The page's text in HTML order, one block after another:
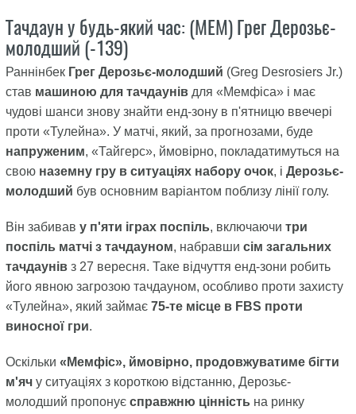
Тачдаун у будь-який час: (MEM) Грег Дерозьє-
молодший (-139)
Раннінбек Грег Дерозьє-молодший (Greg Desrosiers Jr.)
став машиною для тачдаунівдля «Мемфіса» і має
чудові шанси знову знайти енд-зону в п'ятницю ввечері
проти «Тулейна». У матчі, який, за прогнозами, буде
напруженим, «Тайгерс», ймовірно, покладатимуться на
свою наземну гру в ситуаціях набору очок, і Дерозьє-
молодший був основним варіантом поблизу лінії голу.
Він забивав у п'яти іграх поспіль, включаючи три
поспіль матчі з тачдауном, набравши сім загальних
тачдаунівз 27 вересня. Таке відчуття енд-зони робить
його явною загрозою тачдауном, особливо проти захисту
«Тулейна», який займає 75-те місце в FBS проти
виносної гри.
Оскільки «Мемфіс», ймовірно, продовжуватиме бігти
м'ячу ситуаціях з короткою відстанню, Дерозьє-
молодший пропонує справжню цінність на ринку